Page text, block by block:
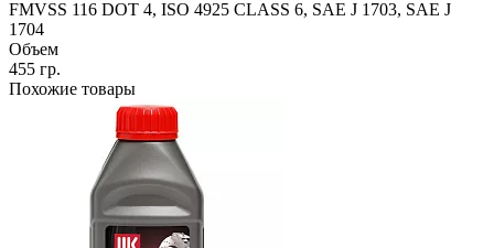
FMVSS 116 DOT 4, ISO 4925 CLASS 6, SAE J 1703, SAE J
1704
Объем
455 гр.
Похожие товары